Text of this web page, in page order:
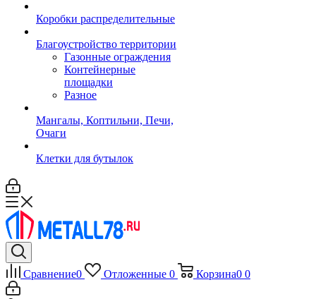
Коробки распределительные
Благоустройство территории
Газонные ограждения
Контейнерные
площадки
Разное
Мангалы, Коптильни, Печи,
Очаги
Клетки для бутылок
Сравнение0 Отложенные 0 Корзина0 0